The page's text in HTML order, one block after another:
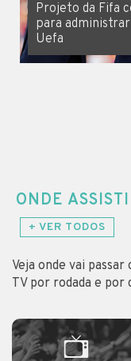
Projeto da Fifa
para
Uefa
ONDE
+ VER TODOS
Veja onde vai
TV por rodada e por